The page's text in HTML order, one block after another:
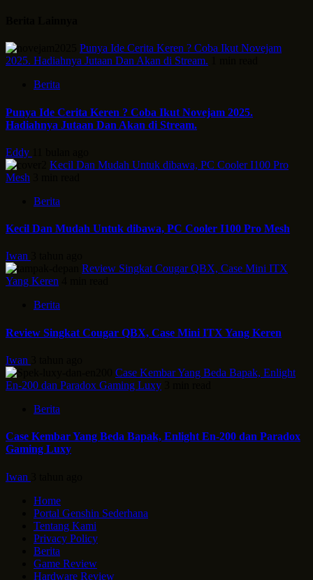
Punya Ide Cerita Keren ? Coba Ikut Novejam
2025. Hadiahnya Jutaan Dan Akan di Stream.
Berita
Punya Ide Cerita Keren ? Coba Ikut Novejam 2025.
Hadiahnya Jutaan Dan Akan di Stream.
Eddy
Kecil Dan Mudah Untuk dibawa, PC Cooler I100 Pro
Mesh
Berita
Kecil Dan Mudah Untuk dibawa, PC Cooler I100 Pro Mesh
Iwan
Review Singkat Cougar QBX, Case Mini ITX
Yang Keren
Berita
Review Singkat Cougar QBX, Case Mini ITX Yang Keren
Iwan
Case Kembar Yang Beda Bapak, Enlight
En-200 dan Paradox Gaming Luxy
Berita
Case Kembar Yang Beda Bapak, Enlight En-200 dan Paradox
Gaming Luxy
Iwan
Home
Portal Genshin Sederhana
Tentang Kami
Privacy Policy
Berita
Game Review
Hardware Review